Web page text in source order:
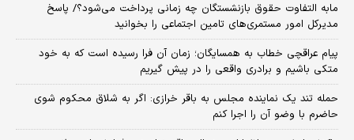
مابه التفاوت حقوق بازنشستگان چه زمانی پرداخت می‌شود؟/ پاسخ
مدیرکل امور مستمری‌های تامین اجتماعی را بخوانید
پیام عراقچی خطاب به همسایگان؛ زمان آن فرا رسیده است که به خود
متکی باشیم و برادری واقعی را در پیش گیریم
حمله تند یک نماینده مجلس به باقر خرازی: اگر به شلاق محکوم شوی
حاضرم با وضو آن را اجرا کنم